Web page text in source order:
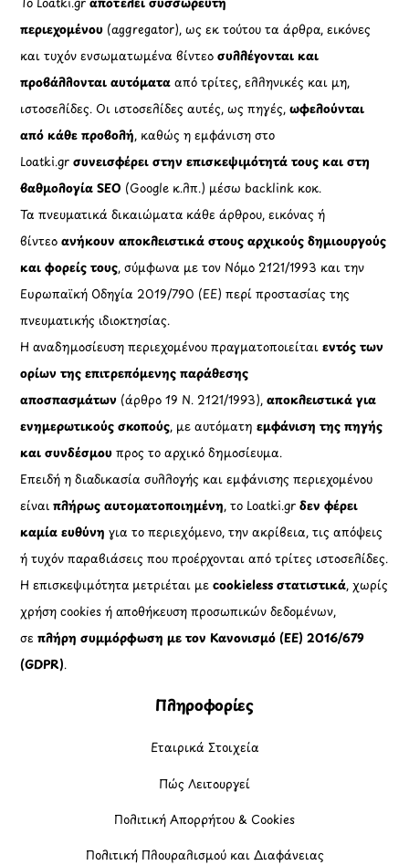
περιεχομένου (aggregator), ως εκ τούτου τα άρθρα, εικόνες
και τυχόν ενσωματωμένα βίντεοσυλλέγονται και
προβάλλονται αυτόματααπό τρίτες, ελληνικές και μη,
ιστοσελίδες. Οι ιστοσελίδες αυτές, ως πηγές,ωφελούνται
από κάθε προβολή, καθώς η εμφάνιση στο
Loatki.gr συνεισφέρει στην επισκεψιμότητά τους και στη
βαθμολογία SEO (Google κ.λπ.) μέσω backlink κοκ.
Τα πνευματικά δικαιώματα κάθε άρθρου, εικόνας ή
βίντεοανήκουν αποκλειστικά στους αρχικούς δημιουργούς
και φορείς τους, σύμφωνα με τον Νόμο 2121/1993 και την
Ευρωπαϊκή Οδηγία 2019/790 (ΕΕ) περί προστασίας της
πνευματικής ιδιοκτησίας.
Η αναδημοσίευση περιεχομένου πραγματοποιείταιεντός των
ορίων της επιτρεπόμενης παράθεσης
αποσπασμάτων (άρθρο 19 Ν. 2121/1993), αποκλειστικά για
ενημερωτικούς σκοπούς, με αυτόματηεμφάνιση της πηγής
και συνδέσμου προς το αρχικό δημοσίευμα.
Επειδή η διαδικασία συλλογής και εμφάνισης περιεχομένου
είναιπλήρως αυτοματοποιημένη, το Loatki.grδεν φέρει
καμία ευθύνη για το περιεχόμενο, την ακρίβεια, τις απόψεις
ή τυχόν παραβιάσεις που προέρχονται από τρίτες ιστοσελίδες.
Η επισκεψιμότητα μετριέται μεcookieless στατιστικά, χωρίς
χρήση cookies ή αποθήκευση προσωπικών δεδομένων,
σεπλήρη συμμόρφωση με τον Κανονισμό (ΕΕ) 2016/679
(GDPR).
Πληροφορίες
Εταιρικά Στοιχεία
Πώς Λειτουργεί
Πολιτική Απορρήτου & Cookies
Πολιτική Πλουραλισμού και Διαφάνειας